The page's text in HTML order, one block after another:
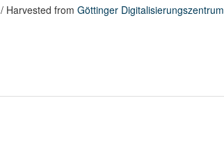
/ Harvested from Göttinger Digitalisierungszentrum